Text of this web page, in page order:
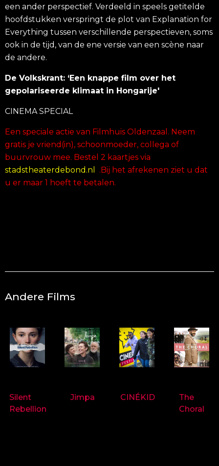
een ander perspectief. Verdeeld in speels getitelde
hoofdstukken verspringt de plot van Explanation for
Everything tussen verschillende perspectieven, soms
ook in de tijd, van de ene versie van een scène naar
de andere.
De Volkskrant: ‘Een knappe film over het
gepolariseerde klimaat in Hongarije'
CINEMA SPECIAL
Een speciale actie van Filmhuis Oldenzaal. Neem
gratis je vriend(in), schoonmoeder, collega of
buurvrouw mee. Bestel 2 kaartjes via
stadstheaterdebond.nl
.Bij het afrekenen ziet u dat
u er maar 1 hoeft te betalen.
Andere Films
Silent
Rebellion
Jimpa CINÉKID
The
Choral